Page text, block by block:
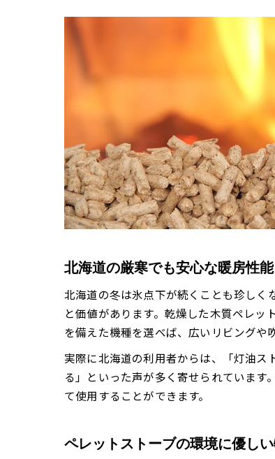
北海道の厳寒でも安心な暖房性
北海道の冬は氷点下が続くことも珍しく
と価値があります。乾燥した木質ペレ
を備えた機種を選べば、広いリビングや
実際に北海道の利用者からは、「灯油ス
る」といった声が多く寄せられていま
て使用することができます。
ペレットストーブの環境に優し